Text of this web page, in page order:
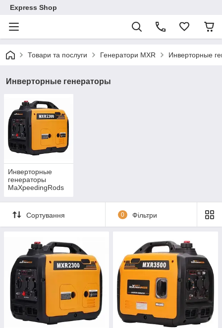
Express Shop
Товари та послуги Генератори MXR Инверторные
Инверторные генераторы
Инверторные
генераторы
MaXpeedingRods
Сортування 0 Фільтри